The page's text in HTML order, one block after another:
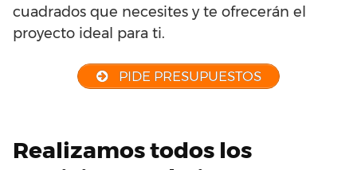
cuadrados que necesites y te ofrecerán el
proyecto ideal para ti.
PIDE PRESUPUESTOS
Realizamos todos los